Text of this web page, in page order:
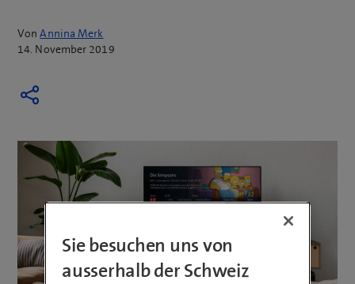
VonAnnina Merk
14. November 2019
Sie besuchen uns von
ausserhalb der Schweiz